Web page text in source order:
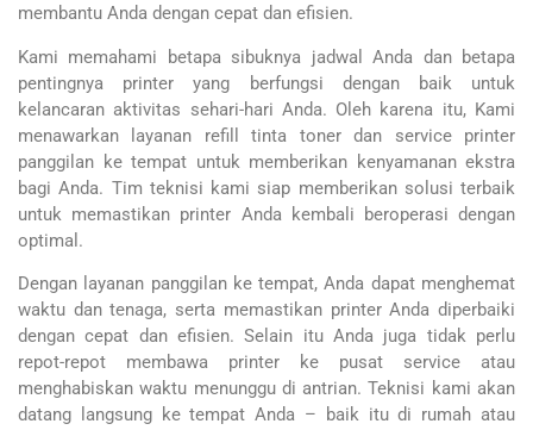
membantu Anda dengan cepat dan efisien.
Kami memahami betapa sibuknya jadwal Anda dan betapa
pentingnya printer yang berfungsi dengan baik untuk
kelancaran aktivitas sehari-hari Anda. Oleh karena itu, Kami
menawarkan layanan refill tinta toner dan service printer
panggilan ke tempat untuk memberikan kenyamanan ekstra
bagi Anda. Tim teknisi kami siap memberikan solusi terbaik
untuk memastikan printer Anda kembali beroperasi dengan
optimal.
Dengan layanan panggilan ke tempat, Anda dapat menghemat
waktu dan tenaga, serta memastikan printer Anda diperbaiki
dengan cepat dan efisien. Selain itu Anda juga tidak perlu
repot-repot membawa printer ke pusat service atau
menghabiskan waktu menunggu di antrian. Teknisi kami akan
datang langsung ke tempat Anda – baik itu di rumah atau